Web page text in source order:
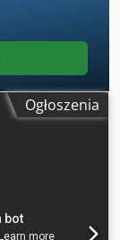
Ogłoszenia